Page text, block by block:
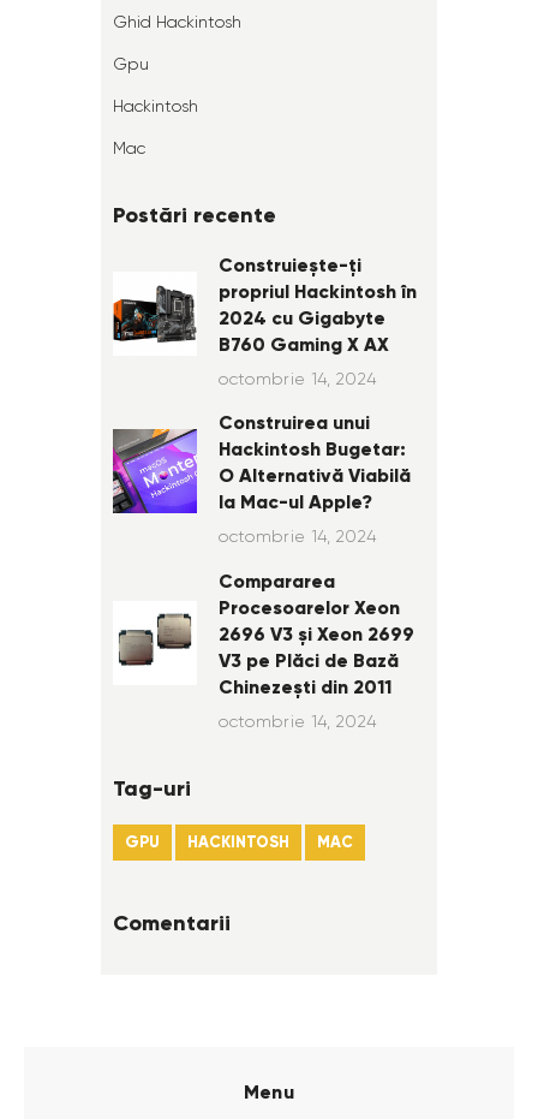
Ghid Hackintosh
Gpu
Hackintosh
Mac
Postări recente
Construiește-ți
propriul Hackintosh în
2024 cu Gigabyte
B760 Gaming X AX
octombrie 14, 2024
Construirea unui
Hackintosh Bugetar:
O Alternativă Viabilă
la Mac-ul Apple?
octombrie 14, 2024
Compararea
Procesoarelor Xeon
2696 V3 și Xeon 2699
V3 pe Plăci de Bază
Chinezești din 2011
octombrie 14, 2024
Tag-uri
GPU HACKINTOSH MAC
Comentarii
Menu